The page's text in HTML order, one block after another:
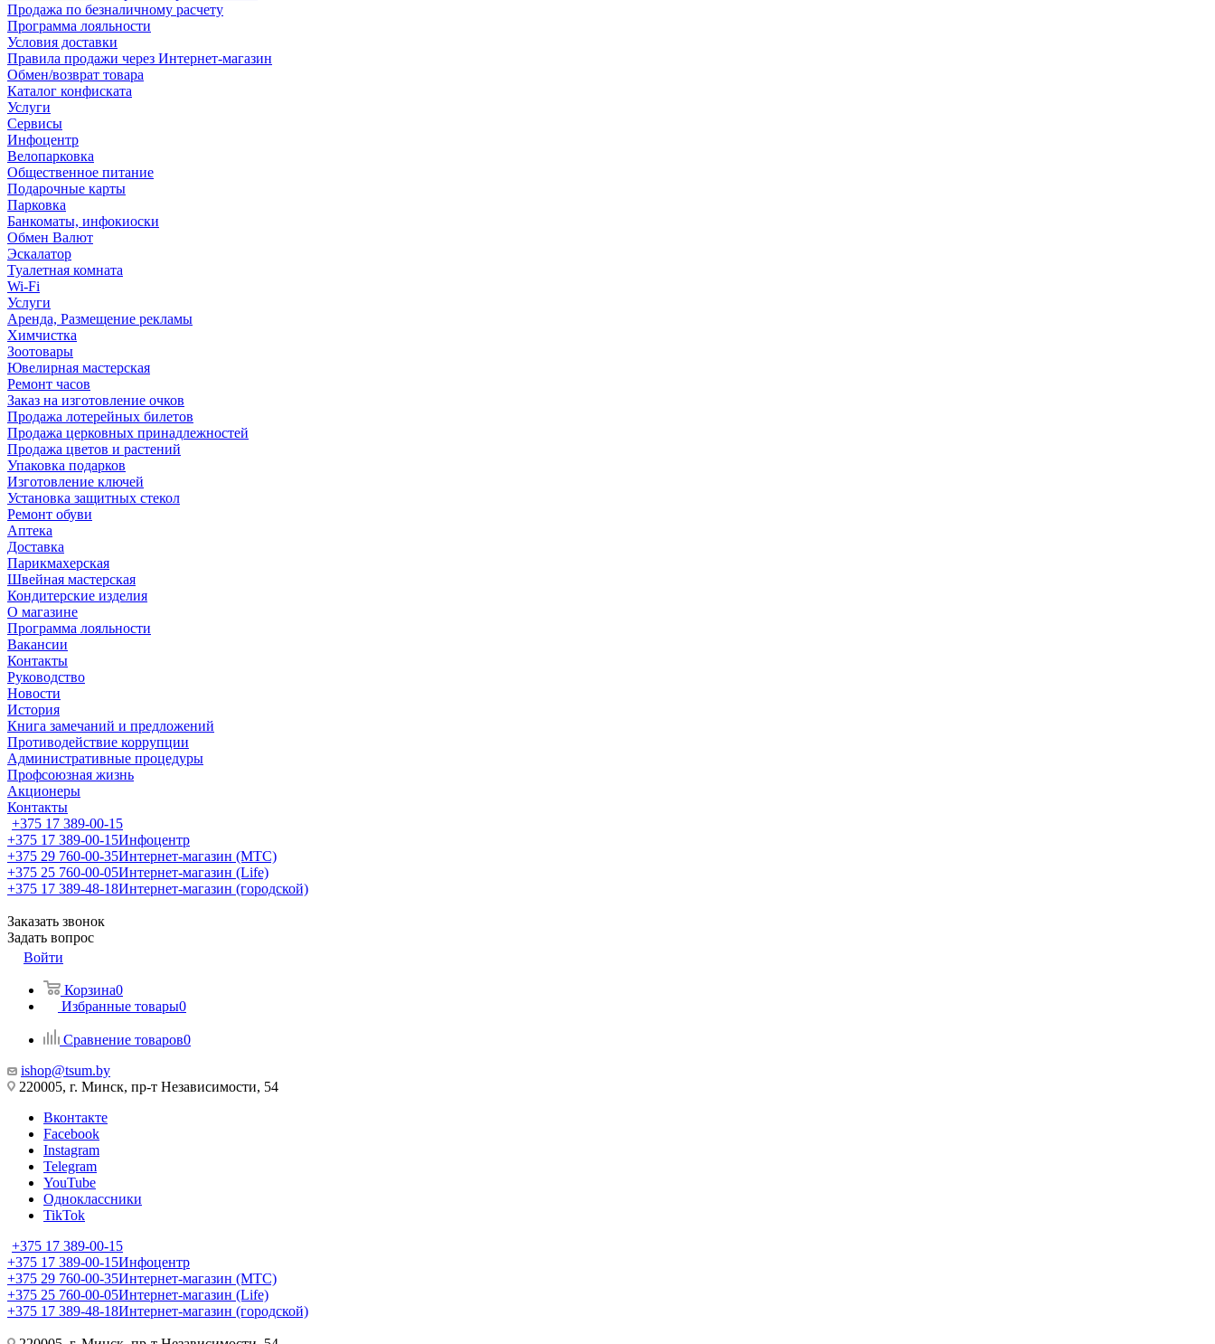
Продажа по безналичному расчету
Программа лояльности
Условия доставки
Правила продажи через Интернет-магазин
Обмен/возврат товара
Каталог конфиската
Услуги
Сервисы
Инфоцентр
Велопарковка
Общественное питание
Подарочные карты
Парковка
Банкоматы, инфокиоски
Обмен Валют
Эскалатор
Туалетная комната
Wi-Fi
Услуги
Аренда, Размещение рекламы
Химчистка
Зоотовары
Ювелирная мастерская
Ремонт часов
Заказ на изготовление очков
Продажа лотерейных билетов
Продажа церковных принадлежностей
Продажа цветов и растений
Упаковка подарков
Изготовление ключей
Установка защитных стекол
Ремонт обуви
Аптека
Доставка
Парикмахерская
Швейная мастерская
Кондитерские изделия
О магазине
Программа лояльности
Вакансии
Контакты
Руководство
Новости
История
Книга замечаний и предложений
Противодействие коррупции
Административные процедуры
Профсоюзная жизнь
Акционеры
Контакты
+375 17 389-00-15
+375 17 389-00-15Инфоцентр
+375 29 760-00-35Интернет-магазин (МТС)
+375 25 760-00-05Интернет-магазин (Life)
+375 17 389-48-18Интернет-магазин (городской)
Заказать звонок
Задать вопрос
Войти
Корзина0
Избранные товары0
Сравнение товаров0
ishop@tsum.by
220005, г. Минск, пр-т Независимости, 54
Вконтакте
Facebook
Instagram
Telegram
YouTube
Одноклассники
TikTok
+375 17 389-00-15
+375 17 389-00-15Инфоцентр
+375 29 760-00-35Интернет-магазин (МТС)
+375 25 760-00-05Интернет-магазин (Life)
+375 17 389-48-18Интернет-магазин (городской)